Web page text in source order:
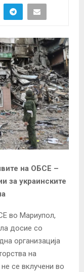
на ОБСЕ –
за украинските
во Мариупол,
досие со
организација
на
се вклучени во